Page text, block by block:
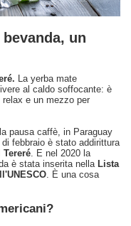
un
La yerba mate
al caldo soffocante: è
e un mezzo per
pausa caffè, in Paraguay
febbraio è stato addirittura
. E nel 2020 la
è stata inserita nella Lista
. È una cosa